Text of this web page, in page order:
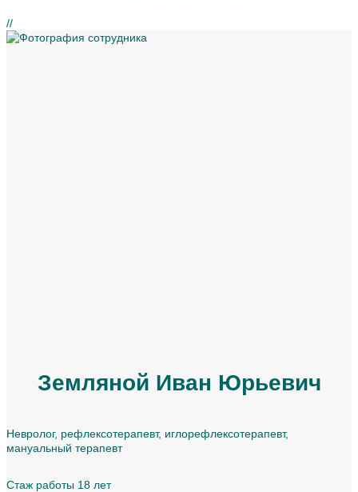
//
Земляной Иван Юрьевич
Невролог, рефлексотерапевт, иглорефлексотерапевт,
мануальный терапевт
Стаж работы 18 лет